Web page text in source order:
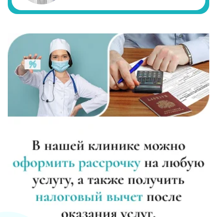
от 17 800 ₽ Записаться
Метод Шичко
от 2 150 ₽ Записаться
Частный вытрезвитель
Вшивание от алкоголизма (ампула)
от 3 600 ₽ Записаться
Лечение хронического алкоголизма
Записаться